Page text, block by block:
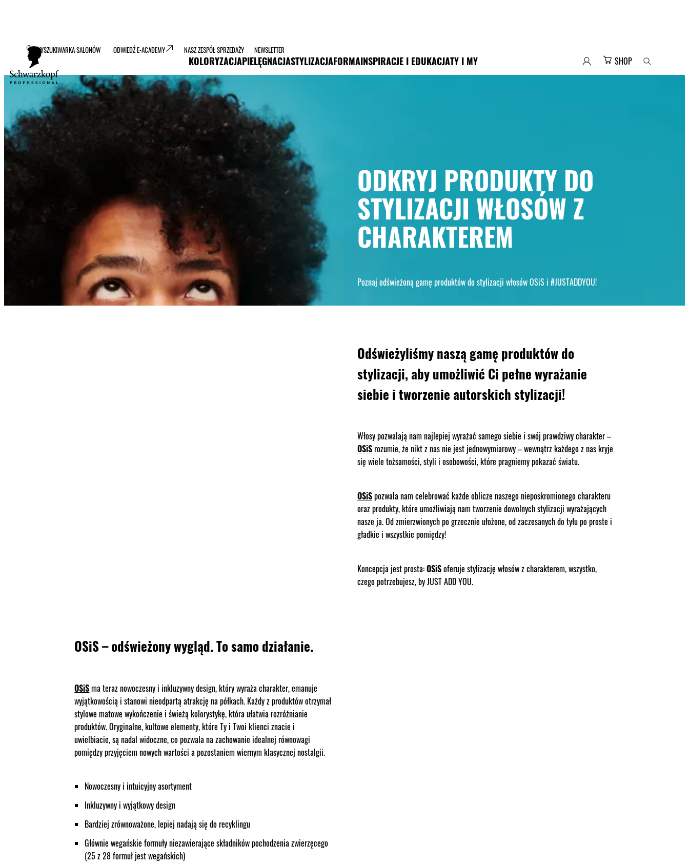
KOLORYZACJAPIELĘGNACJASTYLIZACJAFORMAINSPIRACJE I EDUKACJATY I MY SHOP
WYSZUKIWARKA SALONÓW ODWIEDŹ E-ACADEMY NASZ ZESPÓŁ SPRZEDAŻY NEWSLETTER
ODKRYJ PRODUKTY DO
STYLIZACJI WŁOSÓW Z
CHARAKTEREM
Poznaj odświeżoną gamę produktów do stylizacji włosów OSiS i #JUSTADDYOU!
Odświeżyliśmy naszą gamę produktów do
stylizacji, aby umożliwić Ci pełne wyrażanie
siebie i tworzenie autorskich stylizacji!
Włosy pozwalają nam najlepiej wyrażać samego siebie i swój prawdziwy charakter –
OSiSrozumie, że nikt z nas nie jest jednowymiarowy – wewnątrz każdego z nas kryje
się wiele tożsamości, styli i osobowości, które pragniemy pokazać światu.
OSiSpozwala nam celebrować każde oblicze naszego nieposkromionego charakteru
oraz produkty, które umożliwiają nam tworzenie dowolnych stylizacji wyrażających
nasze ja. Od zmierzwionych po grzecznie ułożone, od zaczesanych do tyłu po proste i
gładkie i wszystkie pomiędzy!
Koncepcja jest prosta:OSiSoferuje stylizację włosów z charakterem, wszystko,
czego potrzebujesz, by JUST ADD YOU.
OSiS – odświeżony wygląd. To samo działanie.
OSiSma teraz nowoczesny i inkluzywny design, który wyraża charakter, emanuje
wyjątkowością i stanowi nieodpartą atrakcję na półkach. Każdy z produktów otrzymał
stylowe matowe wykończenie i świeżą kolorystykę, która ułatwia rozróżnianie
produktów. Oryginalne, kultowe elementy, które Ty i Twoi klienci znacie i
uwielbiacie, są nadal widoczne, co pozwala na zachowanie idealnej równowagi
pomiędzy przyjęciem nowych wartości a pozostaniem wiernym klasycznej nostalgii.
Nowoczesny i intuicyjny asortyment
Inkluzywny i wyjątkowy design
Bardziej zrównoważone, lepiej nadają się do recyklingu
Głównie wegańskie formuły niezawierające składników pochodzenia zwierzęcego
(25 z 28 formuł jest wegańskich)